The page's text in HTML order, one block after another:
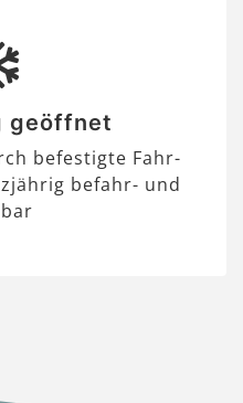
geöffnet
befestigte Fahr-
befahr- und